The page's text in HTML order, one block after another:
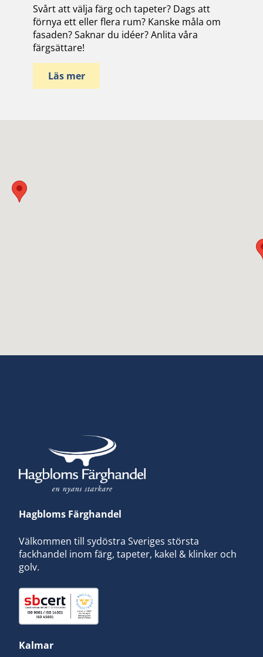
Svårt att välja färg och tapeter? Dags att
förnya ett eller flera rum? Kanske måla om
fasaden? Saknar du idéer? Anlita våra
färgsättare!
Läs mer
Hagbloms Färghandel
Välkommen till sydöstra Sveriges största
fackhandel inom färg, tapeter, kakel & klinker och
golv.
Kalmar